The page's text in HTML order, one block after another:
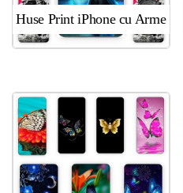
Huse Print iPhone cu Arme